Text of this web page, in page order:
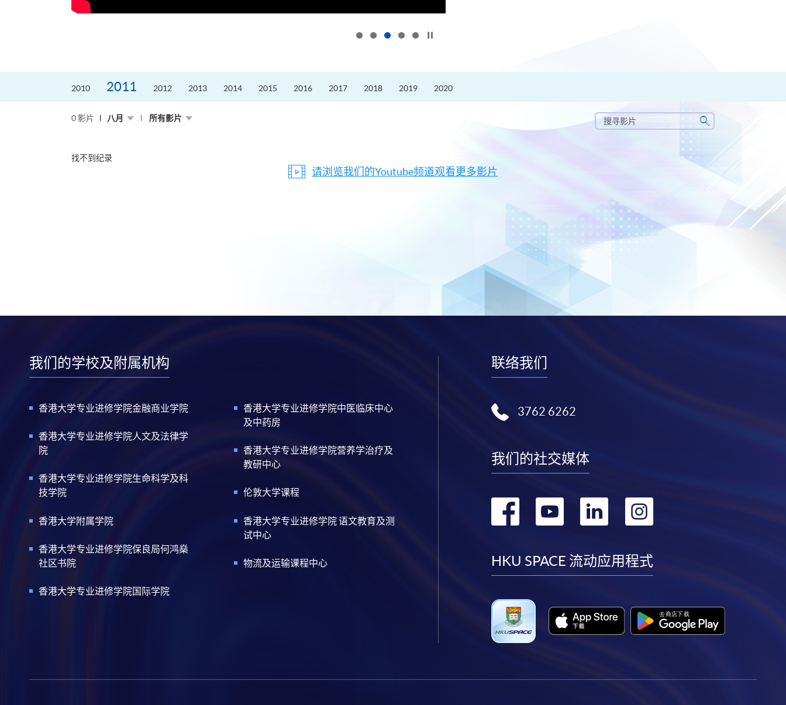
2010 2011 2012 2013 2014 2015 2016 2017 2018 2019 2020
0 影片 八月 所有影片
搜
寻
搜
寻
找不到纪录
请浏览我们的Youtube频道观看更多影片
我们的学校及附属机构
香港大学专业进修学院金融商业学院
香港大学专业进修学院人文及法律学
院
香港大学专业进修学院生命科学及科
技学院
香港大学附属学院
香港大学专业进修学院保良局何鸿燊
社区书院
香港大学专业进修学院国际学院
香港大学专业进修学院中医临床中心
及中药房
香港大学专业进修学院营养学治疗及
教研中心
伦敦大学课程
香港大学专业进修学院 语文教育及测
试中心
物流及运输课程中心
联络我们
3762 6262
我们的社交媒体
转
facebook
转
youtube
转
linkedin
转
instagram
HKU SPACE 流动应用程式